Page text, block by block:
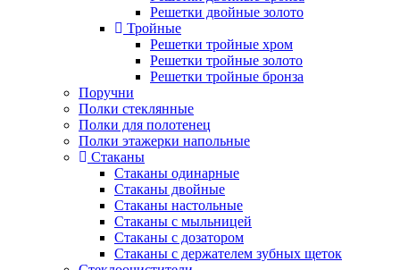
Решетки двойные золото
Тройные
Решетки тройные хром
Решетки тройные золото
Решетки тройные бронза
Поручни
Полки стеклянные
Полки для полотенец
Полки этажерки напольные
Стаканы
Стаканы одинарные
Стаканы двойные
Стаканы настольные
Стаканы с мыльницей
Стаканы с дозатором
Стаканы с держателем зубных щеток